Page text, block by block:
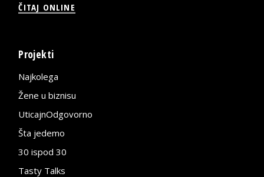
ČITAJ ONLINE
Projekti
Najkolega
Žene u biznisu
UticajnOdgovorno
Šta jedemo
30 ispod 30
Tasty Talks